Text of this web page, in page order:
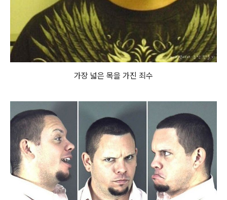
가장 넓은 목을 가진 죄수